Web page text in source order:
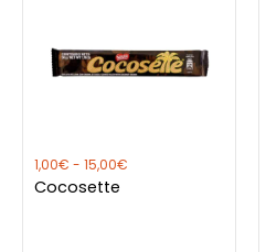
1,00€ - 15,00€
hasta
15,00€
Cocosette
múltiples
se
pueden